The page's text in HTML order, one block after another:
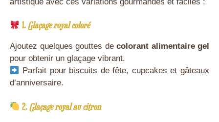
1.Glaçage royal coloré
Ajoutez quelques gouttes de colorant alimentaire gel
pour obtenir un glaçage vibrant.
Parfait pour biscuits de fête, cupcakes et gâteaux
d’anniversaire.
2.Glaçage royal au citron